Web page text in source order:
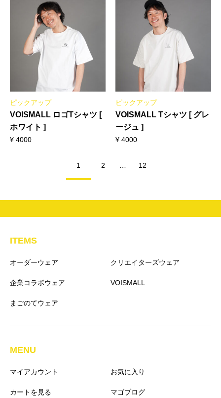
ピックアップ
VOISMALL ロゴTシャツ [
ホワイト ]
¥ 4000
ピックアップ
VOISMALL Tシャツ [ グレ
ージュ ]
¥ 4000
1 2 12
ITEMS
オーダーウェア クリエイターズウェア
企業コラボウェア VOISMALL
まごのてウェア
MENU
マイアカウント お気に入り
カートを見る マゴブログ